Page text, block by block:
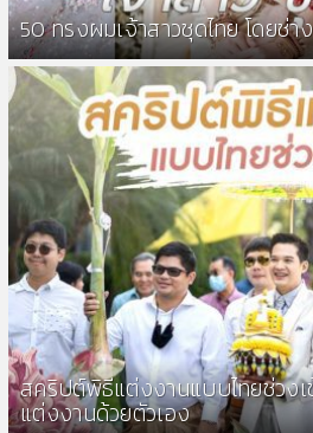
50 ทรงผมเจ้าสาวชุดไทย โดยช่า
สคริปต์พิธีแต่งงานแบบไทยช่วง
แต่งงานด้วยตัวเอง